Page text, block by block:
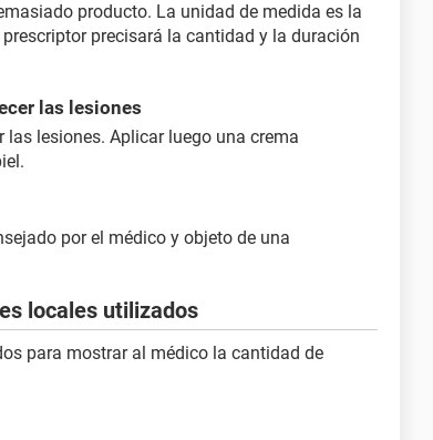
producto. La unidad de medida es la
precisará la cantidad y la duración
las lesiones
las lesiones. Aplicar luego una crema
por el médico y objeto de una
locales utilizados
para mostrar al médico la cantidad de